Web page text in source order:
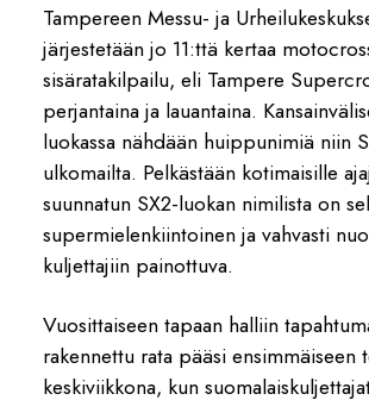
Tampereen Messu- ja
järjestetään jo 11:ttä kertaa
sisäratakilpailu, eli Tampere
perjantaina ja lauantaina.
luokassa nähdään huippunimiä niin
ulkomailta. Pelkästään kotimaisille
suunnatun SX2-luokan nimilista on
supermielenkiintoinen ja vahvasti
kuljettajiin painottuva.
Vuosittaiseen tapaan halliin
rakennettu rata pääsi ensimmäiseen
keskiviikkona, kun